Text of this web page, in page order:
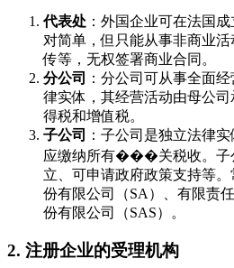
代表处 ：外国企业可在法国
对简单，但只能从事非商业
传等，无权签署商业合同。
分公司
：分公司可从事全面
律实体，其经营活动由母公
得税和增值税。
子公司
：子公司是独立法律
应缴纳所有���关税收。子
立、可申请政府政策支持等
份有限公司（SA）、有限责
份有限公司（SAS）。
2. 注册企业的受理机构